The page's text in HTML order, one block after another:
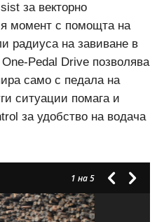
за векторно
момент с помощта на
радиуса на завиване в
Pedal Drive позволява
само с педала на
ситуации помага и
за удобство на водача
1 на 5